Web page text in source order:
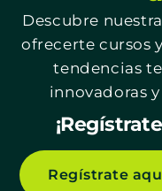
Descubre
ofrecerte cursos
tendencias
innovadoras
Regístrate